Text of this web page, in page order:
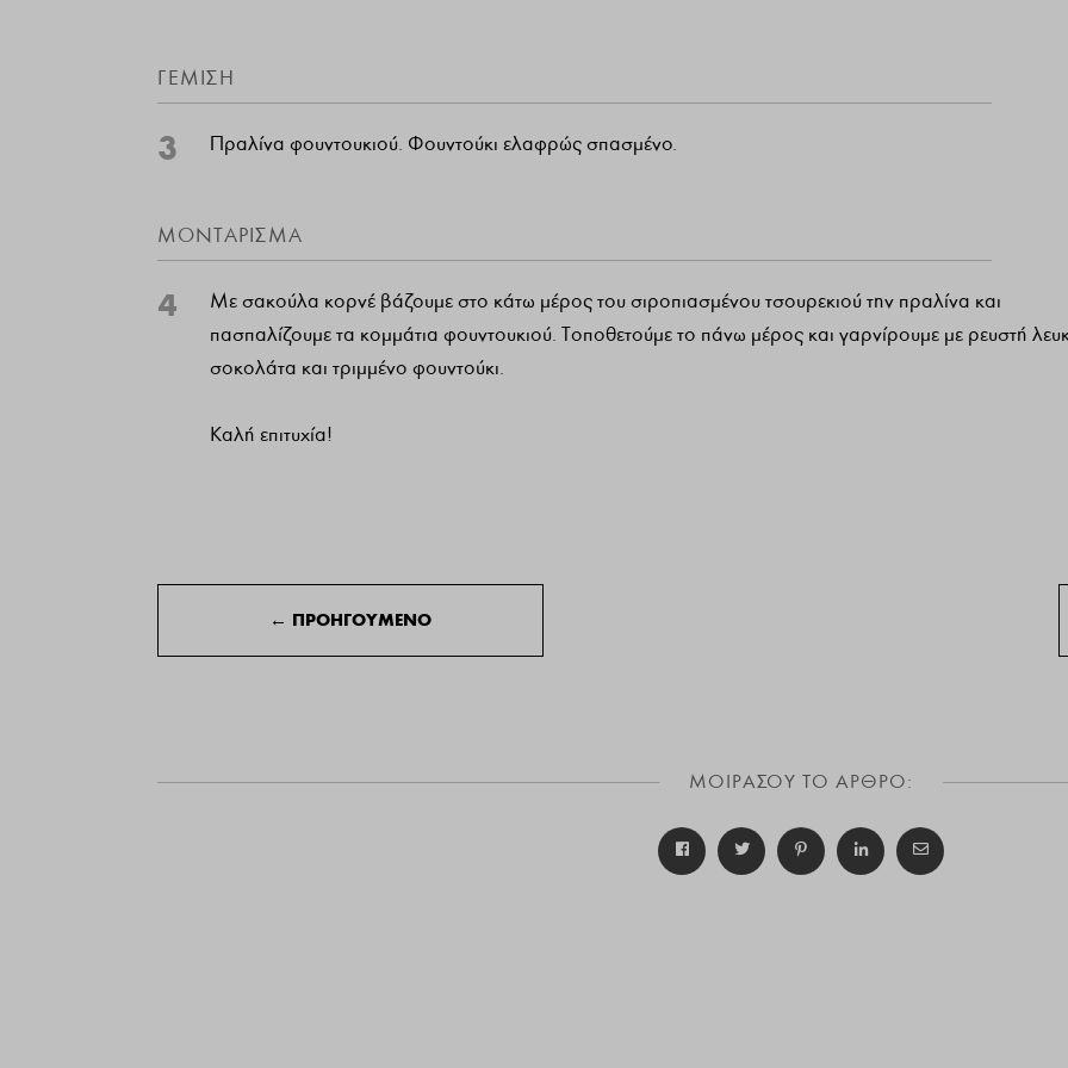
ΓΈΜΙΣΗ
3 Πραλίνα φουντουκιού. Φουντούκι ελαφρώς σπασμένο.
ΜΟΝΤΆΡΙΣΜΑ
4
Με σακούλα κορνέ βάζουμε στο κάτω μέρος του σιροπιασμένου τσουρεκιού την πραλίνα και
πασπαλίζουμε τα κομμάτια φουντουκιού. Τοποθετούμε το πάνω μέρος και γαρνίρουμε με ρευστή
σοκολάτα και τριμμένο φουντούκι.
Καλή επιτυχία!
← ΠΡΟΗΓΟΥΜΕΝΟ
ΜΟΙΡΑΣΟΥ ΤΟ ΑΡΘΡΟ: